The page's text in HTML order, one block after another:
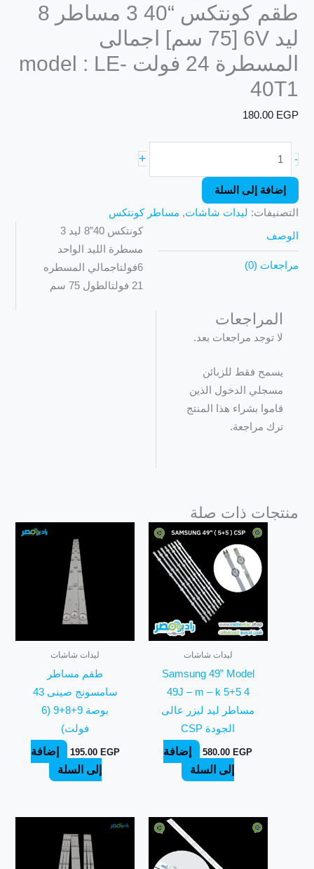
طقم كونتكس “40 3 مساطر 8
ليد 6V [75 سم] اجمالى
المسطرة 24 فولت model : LE-
40T1
180.00 EGP
-
+
إضافة إلى السلة
التصنيفات: ليدات شاشات, مساطر كونتكس
الوصف
مراجعات (0)
كونتكس 40”8 ليد 3
مسطرة الليد الواحد
6فولتاجمالي المسطره
21 فولتالطول 75 سم
المراجعات
لا توجد مراجعات بعد.
يسمح فقط للزبائن
مسجلي الدخول الذين
قاموا بشراء هذا المنتج
ترك مراجعة.
منتجات ذات صلة
ليدات شاشات
Samsung 49” Model
49J – m – k 5+5 4
مساطر ليد ليزر عالى
الجودة CSP
580.00 EGP
إضافة
إلى السلة
ليدات شاشات
طقم مساطر
سامسونج صينى 43
بوصة 9+8+9 (6
فولت)
195.00 EGP
إضافة
إلى السلة